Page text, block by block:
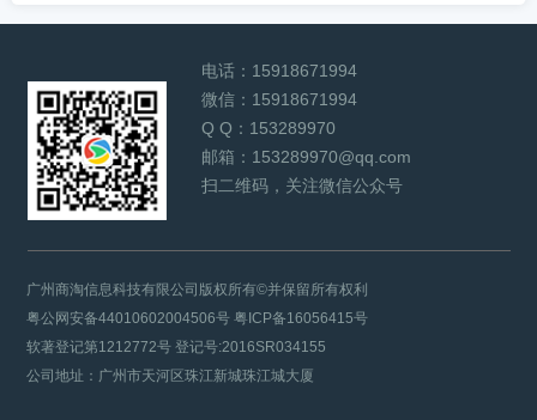
电话： 15918671994
微信： 15918671994
Q Q： 153289970
邮箱： 153289970@qq.com
扫二维码，关注微信公众号
广州商淘信息科技有限公司版权所有©并保留所有权利
粤公网安备44010602004506号粤ICP备16056415号
软著登记第1212772号 登记号:2016SR034155
公司地址：广州市天河区珠江新城珠江城大厦